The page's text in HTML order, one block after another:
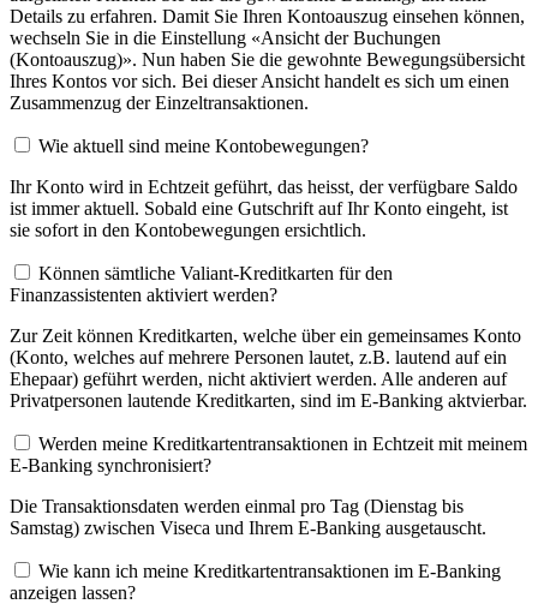
Details zu erfahren. Damit Sie Ihren Kontoauszug einsehen können,
wechseln Sie in die Einstellung «Ansicht der Buchungen
(Kontoauszug)». Nun haben Sie die gewohnte Bewegungsübersicht
Ihres Kontos vor sich. Bei dieser Ansicht handelt es sich um einen
Zusammenzug der Einzeltransaktionen.
Wie aktuell sind meine Kontobewegungen?
Ihr Konto wird in Echtzeit geführt, das heisst, der verfügbare Saldo
ist immer aktuell. Sobald eine Gutschrift auf Ihr Konto eingeht, ist
sie sofort in den Kontobewegungen ersichtlich.
Können sämtliche Valiant-Kreditkarten für den
Finanzassistenten aktiviert werden?
Zur Zeit können Kreditkarten, welche über ein gemeinsames Konto
(Konto, welches auf mehrere Personen lautet, z.B. lautend auf ein
Ehepaar) geführt werden, nicht aktiviert werden. Alle anderen auf
Privatpersonen lautende Kreditkarten, sind im E-Banking aktvierbar.
Werden meine Kreditkartentransaktionen in Echtzeit mit meinem
E-Banking synchronisiert?
Die Transaktionsdaten werden einmal pro Tag (Dienstag bis
Samstag) zwischen Viseca und Ihrem E-Banking ausgetauscht.
Wie kann ich meine Kreditkartentransaktionen im E-Banking
anzeigen lassen?